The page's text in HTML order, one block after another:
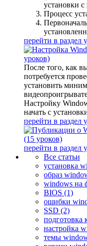
установки
Процесс
перейти в раздел
уроков)
После того, как
потребуется
установить
Настройку
начать с
перейти в раздел
(15 уроков)
перейти в раздел
Все статьи
установка
образ
windows на
BIOS (1)
ошибки
SSD (2)
подготовка
настройка
темы